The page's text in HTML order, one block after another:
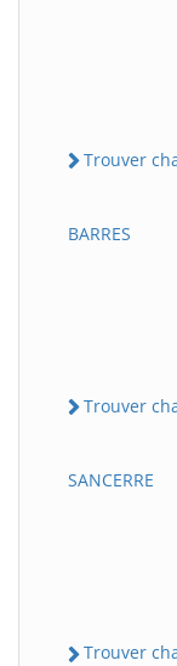
Trouver
BARRES
Trouver
SANCERRE
Trouver